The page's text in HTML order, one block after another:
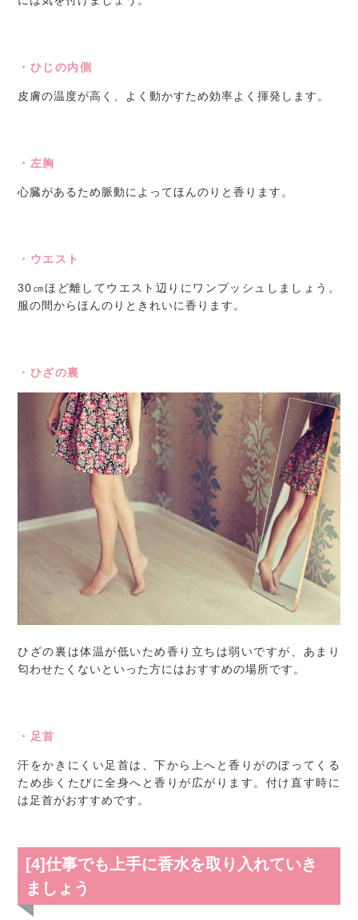
・ひじの内側
皮膚の温度が高く、よく動かすため効率よく揮発します。
・左胸
心臓があるため脈動によってほんのりと香ります。
・ウエスト
30㎝ほど離してウエスト辺りにワンプッシュしましょう。
服の間からほんのりときれいに香ります。
・ひざの裏
ひざの裏は体温が低いため香り立ちは弱いですが、あまり
匂わせたくないといった方にはおすすめの場所です。
・足首
汗をかきにくい足首は、下から上へと香りがのぼってくる
ため歩くたびに全身へと香りが広がります。付け直す時に
は足首がおすすめです。
[4]仕事でも上手に香水を取り入れていき
ましょう